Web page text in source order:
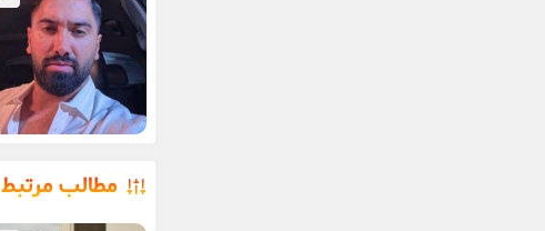
مطالب مرتبط